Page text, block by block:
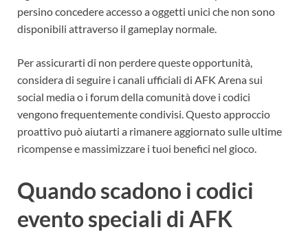
persino concedere accesso a oggetti unici che non sono
disponibili attraverso il gameplay normale.
Per assicurarti di non perdere queste opportunità,
considera di seguire i canali ufficiali di AFK Arena sui
social media o i forum della comunità dove i codici
vengono frequentemente condivisi. Questo approccio
proattivo può aiutarti a rimanere aggiornato sulle ultime
ricompense e massimizzare i tuoi benefici nel gioco.
Quando scadono i codici
evento speciali di AFK